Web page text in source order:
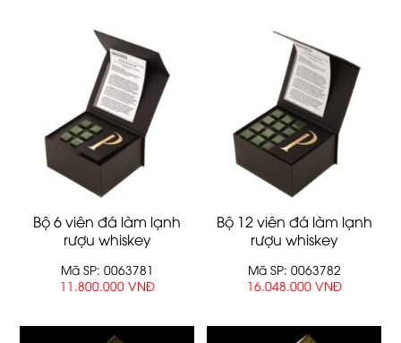
Bộ 6 viên đá làm lạnh
rượu whiskey
Mã SP: 0063781
11.800.000 VNĐ
Bộ 12 viên đá làm lạnh
rượu whiskey
Mã SP: 0063782
16.048.000 VNĐ